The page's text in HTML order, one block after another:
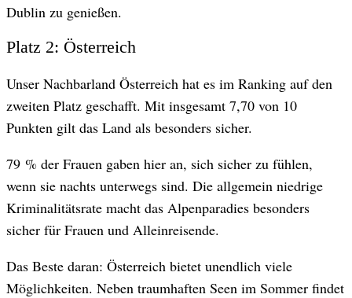
Dublin zu genießen.
Platz 2: Österreich
Unser Nachbarland Österreich hat es im Ranking auf den
zweiten Platz geschafft. Mit insgesamt 7,70 von 10
Punkten gilt das Land als besonders sicher.
79 % der Frauen gaben hier an, sich sicher zu fühlen,
wenn sie nachts unterwegs sind. Die allgemein niedrige
Kriminalitätsrate macht das Alpenparadies besonders
sicher für Frauen und Alleinreisende.
Das Beste daran: Österreich bietet unendlich viele
Möglichkeiten. Neben traumhaften Seen im Sommer findet